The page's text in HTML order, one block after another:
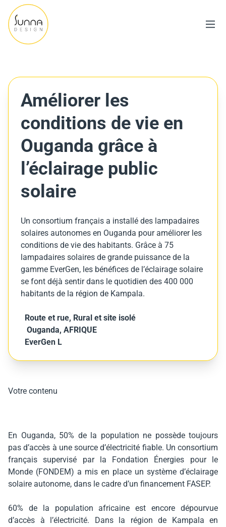
Améliorer les
conditions de vie en
Ouganda grâce à
l’éclairage public
solaire
Un consortium français a installé des lampadaires
solaires autonomes en Ouganda pour améliorer les
conditions de vie des habitants. Grâce à 75
lampadaires solaires de grande puissance de la
gamme EverGen, les bénéfices de l’éclairage solaire
se font déjà sentir dans le quotidien des 400 000
habitants de la région de Kampala.
Route et rue, Rural et site isolé
Ouganda, AFRIQUE
EverGen L
Votre contenu
En Ouganda, 50% de la population ne possède toujours
pas d’accès à une source d’électricité fiable. Un consortium
français supervisé par la Fondation Énergies pour le
Monde (FONDEM) a mis en place un système d’éclairage
solaire autonome, dans le cadre d’un financement FASEP.
60% de la population africaine est encore dépourvue
d’accès à l’électricité. Dans la région de Kampala en